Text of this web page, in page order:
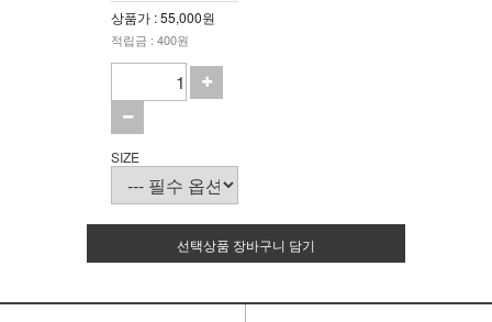
상품가 : 55,000원
적립금 : 400원
SIZE
선택상품 장바구니 담기